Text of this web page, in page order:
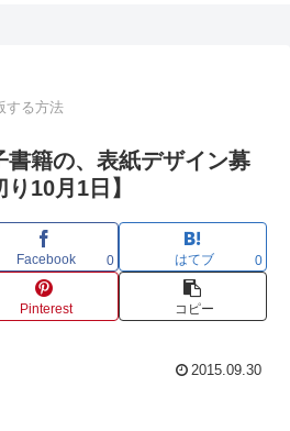
する方法
書籍の、表紙デザイン募
10月1日】
Facebook 0 はてブ 0
Pinterest コピー
2015.09.30